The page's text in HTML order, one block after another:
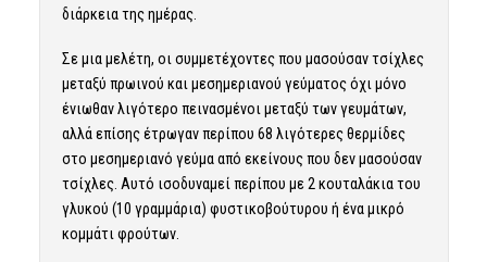
διάρκεια της ημέρας.
Σε μια μελέτη, οι συμμετέχοντες που μασούσαν τσίχλες
μεταξύ πρωινού και μεσημεριανού γεύματος όχι μόνο
ένιωθαν λιγότερο πεινασμένοι μεταξύ των γευμάτων,
αλλά επίσης έτρωγαν περίπου 68 λιγότερες θερμίδες
στο μεσημεριανό γεύμα από εκείνους που δεν μασούσαν
τσίχλες. Αυτό ισοδυναμεί περίπου με 2 κουταλάκια του
γλυκού (10 γραμμάρια) φυστικοβούτυρου ή ένα μικρό
κομμάτι φρούτων.